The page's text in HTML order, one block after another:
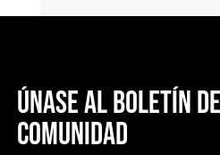
Únase al boletín
comunidad